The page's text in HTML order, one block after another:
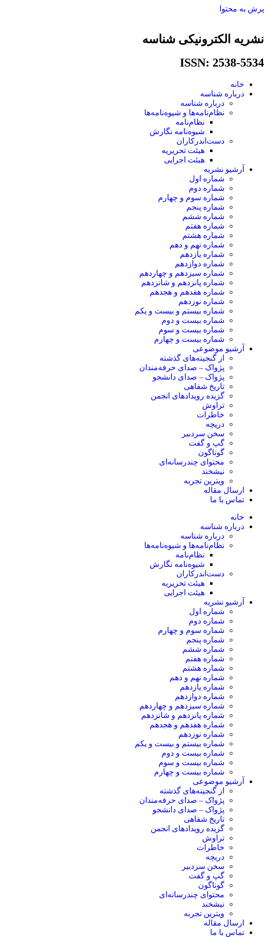
پرش به محتوا
نشریه الکترونیکی شناسه
ISSN: 2538-5534​
خانه
درباره شناسه
درباره شناسه
نظام‌نامه‌ها و شیوه‌نامه‌ها
نظام‌نامه
شیوه‌نامه نگارش
دست‌اندرکاران
هیئت تحریریه
هیئت اجرایی
آرشیو نشریه
شماره اول
شماره دوم
شماره سوم و چهارم
شماره پنجم
شماره ششم
شماره هفتم
شماره هشتم
شماره نهم و دهم
شماره یازدهم
شماره دوازدهم
شماره سیزدهم و چهاردهم
شماره پانزدهم و شانزدهم
شماره هفدهم و هجدهم
شماره نوزدهم
شماره بیستم و بیست و یکم
شماره بیست و دوم
شماره بیست و سوم
شماره بیست و چهارم
آرشیو موضوعی
از گنجینه‌های گذشته
پژواک – صدای حرفه‌مندان
پژواک – صدای دانشجو
تاریخ شفاهی
گزیده رویدادهای انجمن
تراوش
خاطرات
دریچه
سخن سردبیر
گپ و گفت
گوناگون
محتوای چندرسانه‌ای
نیشخند
ویترین تجربه
ارسال مقاله
تماس با ما
خانه
درباره شناسه
درباره شناسه
نظام‌نامه‌ها و شیوه‌نامه‌ها
نظام‌نامه
شیوه‌نامه نگارش
دست‌اندرکاران
هیئت تحریریه
هیئت اجرایی
آرشیو نشریه
شماره اول
شماره دوم
شماره سوم و چهارم
شماره پنجم
شماره ششم
شماره هفتم
شماره هشتم
شماره نهم و دهم
شماره یازدهم
شماره دوازدهم
شماره سیزدهم و چهاردهم
شماره پانزدهم و شانزدهم
شماره هفدهم و هجدهم
شماره نوزدهم
شماره بیستم و بیست و یکم
شماره بیست و دوم
شماره بیست و سوم
شماره بیست و چهارم
آرشیو موضوعی
از گنجینه‌های گذشته
پژواک – صدای حرفه‌مندان
پژواک – صدای دانشجو
تاریخ شفاهی
گزیده رویدادهای انجمن
تراوش
خاطرات
دریچه
سخن سردبیر
گپ و گفت
گوناگون
محتوای چندرسانه‌ای
نیشخند
ویترین تجربه
ارسال مقاله
تماس با ما